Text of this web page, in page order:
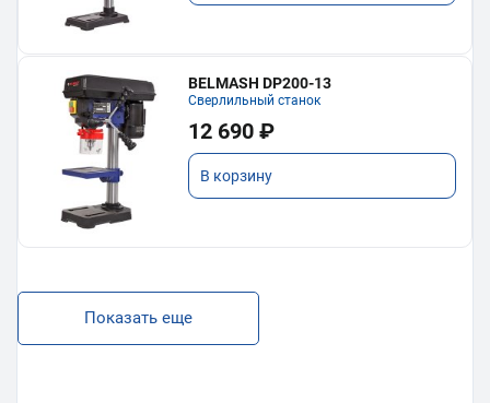
BELMASH DP200-13
Сверлильный станок
12 690 ₽
В корзину
Показать еще